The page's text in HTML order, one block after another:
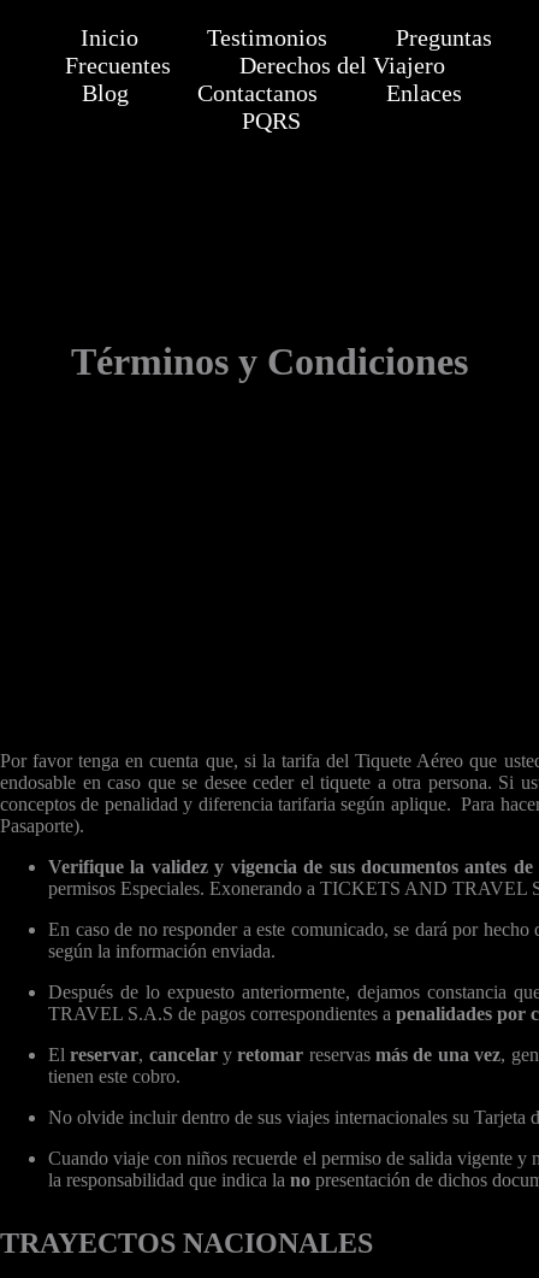
Inicio Testimonios
Preguntas
Frecuentes
Derechos del Viajero
Blog
Contactanos
Enlaces
PQRS
Términos y Condiciones
Por favor tenga en cuenta que, si la tarifa del Tiquete Aéreo que
endosable en caso que se desee ceder el tiquete a otra persona. Si
conceptos de penalidad y diferencia tarifaria según aplique. Para
Pasaporte).
Verifique la validez y vigencia de sus documentos antes
permisos Especiales. Exonerando a TICKETS AND TRAVEL
En caso de no responder a este comunicado, se dará por hecho
según la información enviada.
Después de lo expuesto anteriormente, dejamos constancia
TRAVEL S.A.S de pagos correspondientes a penalidades por
Elreservar, cancelaryretomar reservasmás de una vez,
tienen este cobro.
No olvide incluir dentro de sus viajes internacionales su
Cuando viaje con niños recuerde el permiso de salida vigente
la responsabilidad que indica la no presentación de dichos
TRAYECTOS NACIONALES